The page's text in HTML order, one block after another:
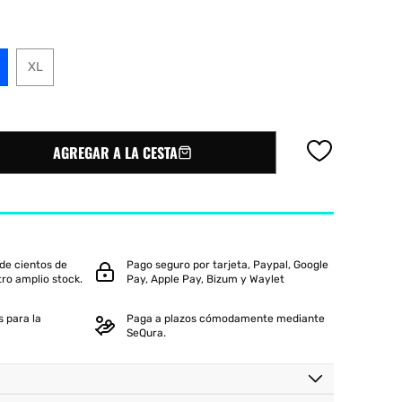
XL
AGREGAR A LA CESTA
cientos de
amplio stock.
Pago seguro por tarjeta, Paypal, Google
Pay, Apple Pay, Bizum y Waylet
para la
Paga a plazos cómodamente mediante
SeQura.